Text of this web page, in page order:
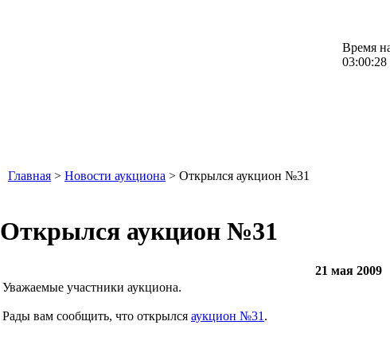
Время
03:00:28
Главная > Новости аукциона > Открылся аукцион №31
Открылся аукцион №31
21 мая 2009
Уважаемые участники аукциона.
Рады вам сообщить, что открылся аукцион №31 .